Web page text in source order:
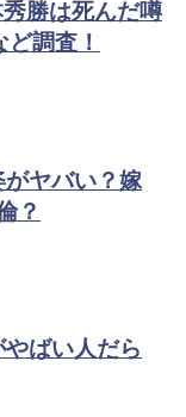
秀勝は死んだ噂
調査！
ヤバい？嫁
？
ばい人だら